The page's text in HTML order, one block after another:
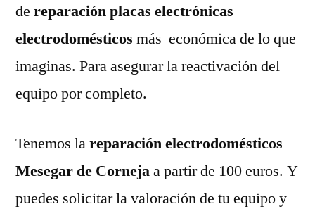
de reparación placas electrónicas
electrodomésticos más económica de lo que
imaginas. Para asegurar la reactivación del
equipo por completo.
Tenemos lareparación electrodomésticos
Mesegar de Cornejaa partir de 100 euros. Y
puedes solicitar la valoración de tu equipo y